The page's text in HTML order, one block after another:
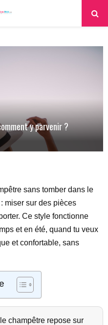
y parvenir ?
sans tomber dans le
miser sur des pièces
Ce style fonctionne
et en été, quand tu veux
et confortable, sans
champêtre repose sur